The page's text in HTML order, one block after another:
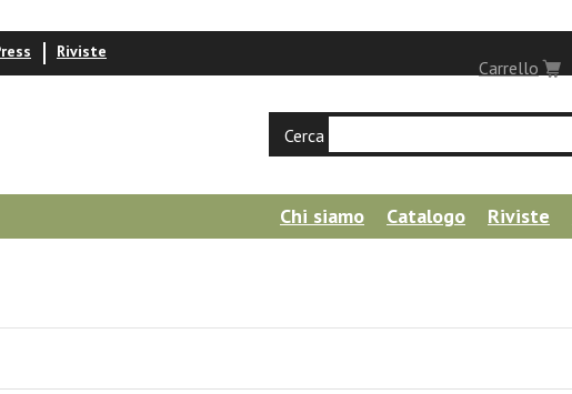
Carrello
Riviste
Cerca
Chi siamo Catalogo Riviste